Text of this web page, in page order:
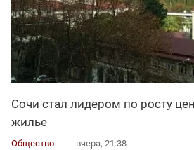
Сочи стал лидером по росту
жилье
Общество вчера, 21:38